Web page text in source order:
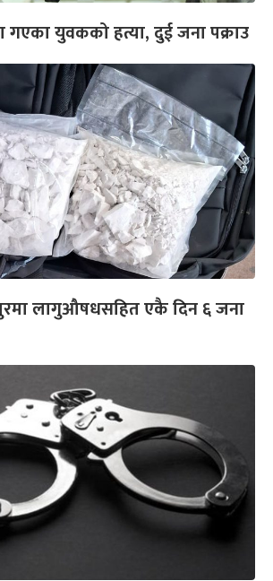
गएका युवकको हत्या, दुई जना पक्राउ
लागुऔषधसहित एकै दिन ६ जना